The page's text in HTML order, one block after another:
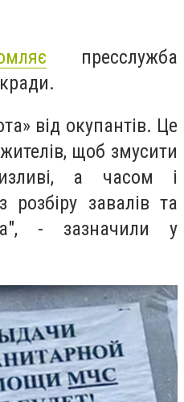
пресслужба
від окупантів. Це
щоб змусити
а часом і
розбіру завалів та
- зазначили у